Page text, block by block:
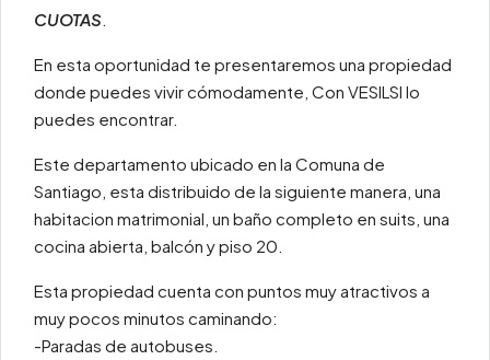
CUOTAS
En esta oportunidad te presentaremos una propiedad
donde puedes vivir cómodamente, Con VESILSI lo
puedes encontrar.
Este departamento ubicado en la Comuna de
Santiago, esta distribuido de la siguiente manera, una
habitacion matrimonial, un baño completo en suits, una
cocina abierta, balcón y piso 20.
Esta propiedad cuenta con puntos muy atractivos a
muy pocos minutos caminando:
-Paradas de autobuses.